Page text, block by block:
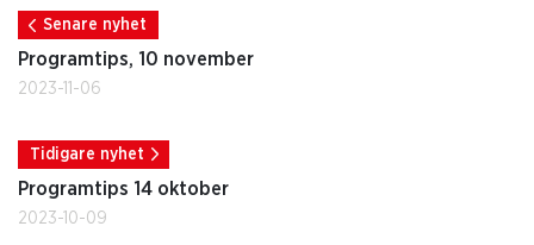
Senare nyhet
Programtips, 10 november
2023-11-06
Tidigare nyhet
Programtips 14 oktober
2023-10-09